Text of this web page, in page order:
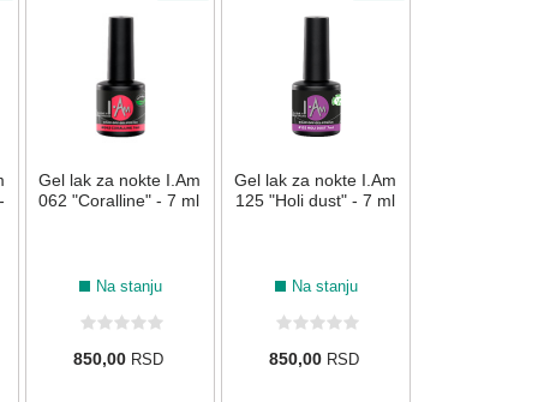
Gel lak za nokte I.Am
062 "Coralline" - 7 ml
Na stanju
850,00 RSD
Gel lak za nokte I.Am
125 "Holi dust" - 7 ml
Na stanju
850,00 RSD